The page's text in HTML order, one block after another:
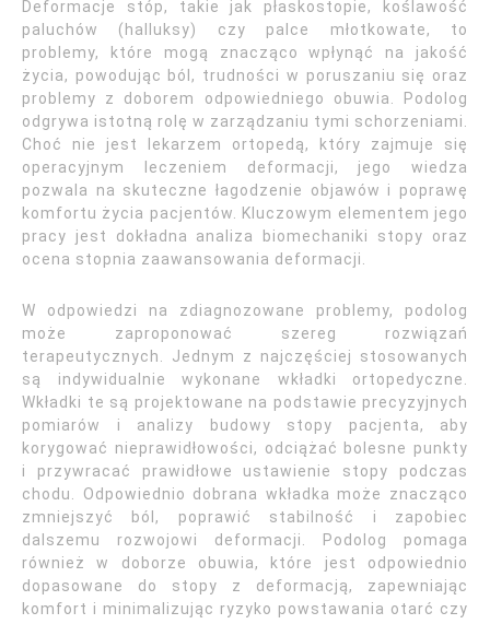
Deformacje stóp, takie jak płaskostopie, koślawość
paluchów (halluksy) czy palce młotkowate, to
problemy, które mogą znacząco wpłynąć na jakość
życia, powodując ból, trudności w poruszaniu się oraz
problemy z doborem odpowiedniego obuwia. Podolog
odgrywa istotną rolę w zarządzaniu tymi schorzeniami.
Choć nie jest lekarzem ortopedą, który zajmuje się
operacyjnym leczeniem deformacji, jego wiedza
pozwala na skuteczne łagodzenie objawów i poprawę
komfortu życia pacjentów. Kluczowym elementem jego
pracy jest dokładna analiza biomechaniki stopy oraz
ocena stopnia zaawansowania deformacji.
W odpowiedzi na zdiagnozowane problemy, podolog
może zaproponować szereg rozwiązań
terapeutycznych. Jednym z najczęściej stosowanych
są indywidualnie wykonane wkładki ortopedyczne.
Wkładki te są projektowane na podstawie precyzyjnych
pomiarów i analizy budowy stopy pacjenta, aby
korygować nieprawidłowości, odciążać bolesne punkty
i przywracać prawidłowe ustawienie stopy podczas
chodu. Odpowiednio dobrana wkładka może znacząco
zmniejszyć ból, poprawić stabilność i zapobiec
dalszemu rozwojowi deformacji. Podolog pomaga
również w doborze obuwia, które jest odpowiednio
dopasowane do stopy z deformacją, zapewniając
komfort i minimalizując ryzyko powstawania otarć czy